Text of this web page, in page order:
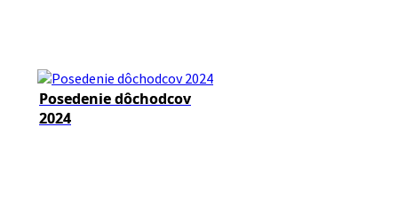
Posedenie dôchodcov
2024